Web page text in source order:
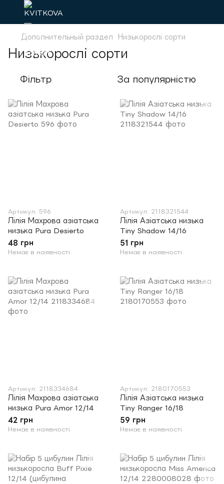
Дополнительный раздел Низькорослі сорти
Низькорослі сорти
Фільтр За популярністю
Артикул: 596
Лілія Махрова азіатська
низька Pura Desierto
48 грн
Немає в наявності
Артикул: 2118321544
Лілія Азіатська низька
Tiny Shadow 14/16
51 грн
Немає в наявності
Артикул: 2118334684
Лілія Махрова азіатська
низька Pura Amor 12/14
42 грн
Немає в наявності
Артикул: 2180170553
Лілія Азіатська низька
Tiny Ranger 16/18
59 грн
Немає в наявності